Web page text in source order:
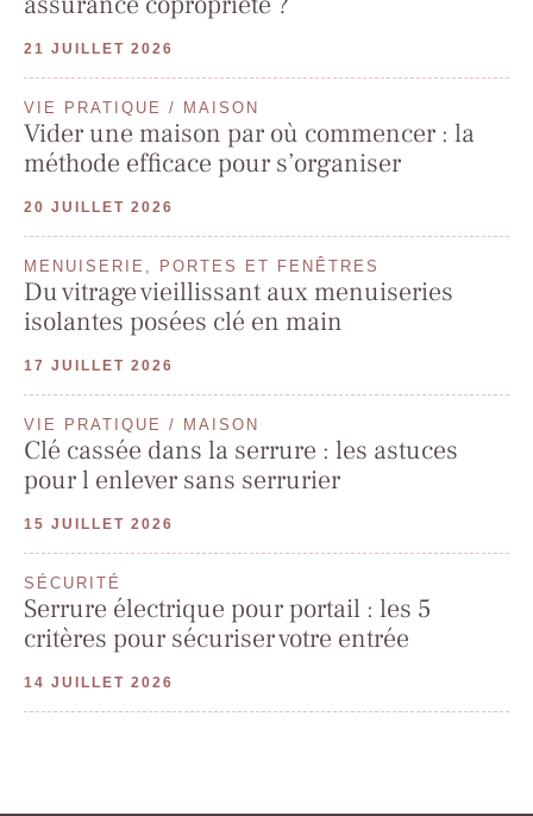
21 JUILLET 2026
VIE PRATIQUE / MAISON
Vider une maison par où commencer : la
méthode efficace pour s’organiser
20 JUILLET 2026
MENUISERIE, PORTES ET FENÊTRES
Du vitrage vieillissant aux menuiseries
isolantes posées clé en main
17 JUILLET 2026
VIE PRATIQUE / MAISON
Clé cassée dans la serrure : les astuces
pour l enlever sans serrurier
15 JUILLET 2026
SÉCURITÉ
Serrure électrique pour portail : les 5
critères pour sécuriser votre entrée
14 JUILLET 2026